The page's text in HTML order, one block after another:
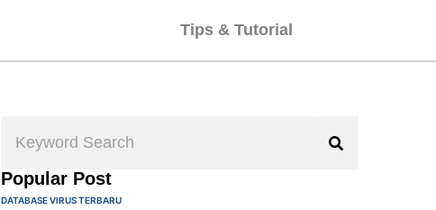
Tips & Tutorial
Popular Post
DATABASE VIRUS TERBARU